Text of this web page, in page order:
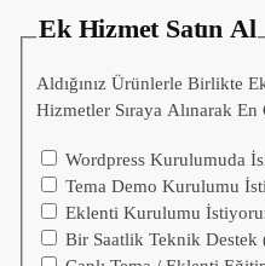
Ek Hizmet Satın Al
Aldığınız Ürünlerle Birlikte
Hizmetler Sıraya Alınarak En
Wordpress Kurulumuda
Tema Demo Kurulumu
Eklenti Kurulumu
Bir Saatlik Teknik Destek